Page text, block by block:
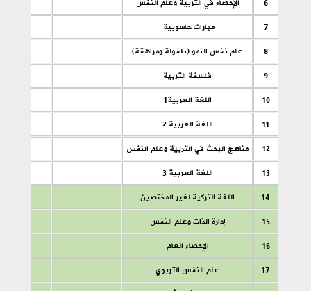
7
مهارات حاسوبية
8
علم نفس النمو (طفولة ومراهقة)
9
فلسفة التربية
10
اللغة العربية1
11
اللغة العربية 2
12
مناهج البحث في التربية وعلم النفس
13
اللغة العربية 3
14
اللغة التركية لغير المختصين
15
إدارة الذات وعلم النفس
16
الإحصاء العام
17
علم النفس التربوي